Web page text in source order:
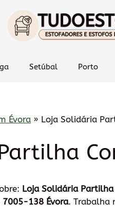
Setúbal Porto
Évora » Loja Solidária
Loja Solidária Partilha
7005-138 Évora. Trabalha